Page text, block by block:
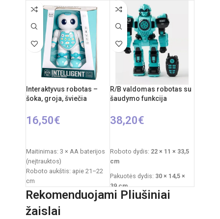
18 x 16 cm
Mašinos ilgis: 30 cm
Dažnis: 2,4 GHz
Nuotolinio valdymo pultas:
2xAA elementai
RC automobilio
Rekomenduojamas amžius:
11,5 x 9,3 cm
Maitinimas mašinai: 3 x AA
elementai (nepridedami)
Maitinimas pulteliui: 2 x AA
elementai (nepridedami)
Komplekte: automobilis,
nuotolinio valdymo pultelis
Medžiagos: plastikas,
Interaktyvus robotas –
šoka, groja, šviečia
16,50€
Maitinimas: 3 × AA baterijos
(neįtrauktos)
Roboto aukštis: apie 21–22
cm
Pakuotės išmatavimai: 21 ×
9,5 × 28 cm
Pakuotės svoris: 0,6 kg
R/B valdomas robotas su
šaudymo funkcija
38,20€
Roboto dydis: 22 × 11 × 33,5
cm
Pakuotės dydis: 30 × 14,5 ×
39 cm
Pakuotės svoris: 1,5 kg
Rekomenduojami Pliušiniai
žaislai